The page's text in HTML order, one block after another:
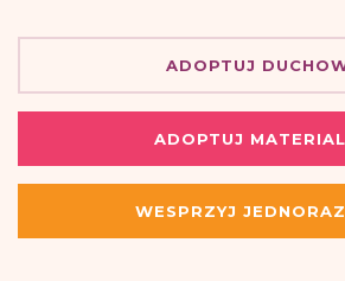
ADOPTUJ
ADOPTUJ
WESPRZYJ